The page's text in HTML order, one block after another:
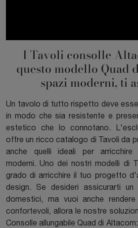
I Tavoli consolle
questo modello Quad
spazi moderni, ti
Un tavolo di tutto rispetto deve
in modo che sia resistente e
estetico che lo connotano.
offre un ricco catalogo di Tavoli da
anche quelli ideali per arricchire
moderni. Uno dei nostri modelli di
grado di arricchire il tuo progetto
design. Se desideri assicurarti
domestici, ma vuoi anche
confortevoli, allora le nostre
Consolle allungabile Quad di